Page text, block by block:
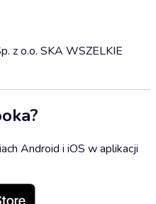
z o.o. SKA WSZELKIE
Android i iOS w aplikacji